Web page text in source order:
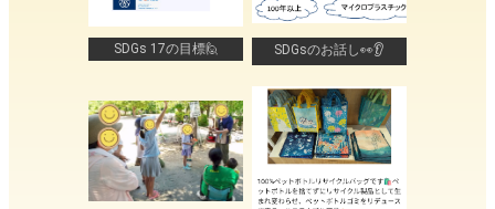
SDGs 17の目標🙋 SDGsのお話し👀👂